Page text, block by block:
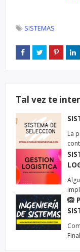
SISTEMAS
Tal vez te
La
🙉